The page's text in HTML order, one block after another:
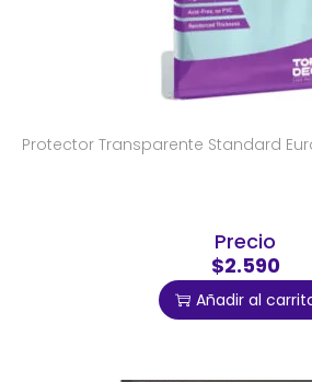
Protector Transparente Standard
Precio
$2.590
Añadir al